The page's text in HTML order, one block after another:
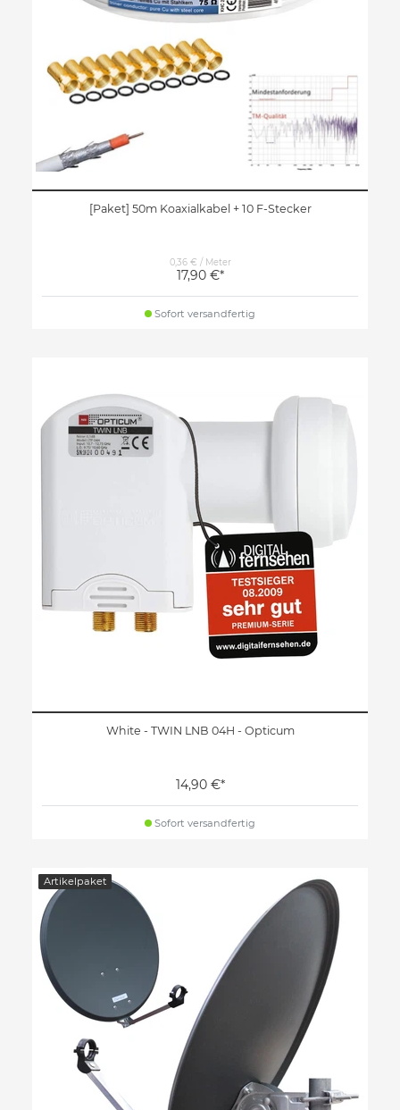
[Paket] 50m Koaxialkabel + 10 F-Stecker
0,36 € / Meter
17,90 €*
Sofort versandfertig
White - TWIN LNB 04H - Opticum
14,90 €*
Sofort versandfertig
Artikelpaket